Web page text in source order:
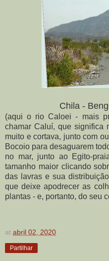
Chila -
(aqui o rio Caloei - mais
chamar Caluí, que significa
muito e cortava, junto com
Bocoio para desaguarem
no mar, junto ao Egito-
tamanho maior clicando
das lavras e sua
que deixe apodrecer as
plantas - e, portanto, do seu
at abril 02, 2020
Partilhar